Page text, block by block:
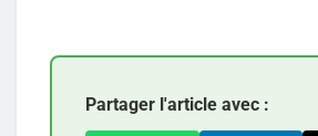
Partager l'article avec :